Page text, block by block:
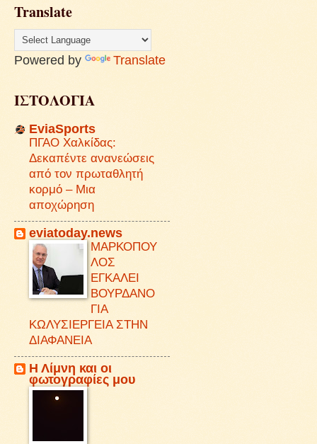
Translate
Powered by Translate
ΙΣΤΟΛΟΓΙΑ
EviaSports
ΠΓΑΟ Χαλκίδας:
Δεκαπέντε ανανεώσεις
από τον πρωταθλητή
κορμό – Μια
αποχώρηση
eviatoday.news
ΜΑΡΚΟΠΟΥ
ΛΟΣ
ΕΓΚΑΛΕΙ
ΒΟΥΡΔΑΝΟ
ΓΙΑ
ΚΩΛΥΣΙΕΡΓΕΙΑ ΣΤΗΝ
ΔΙΑΦΑΝΕΙΑ
Η Λίμνη και οι
φωτογραφίες μου